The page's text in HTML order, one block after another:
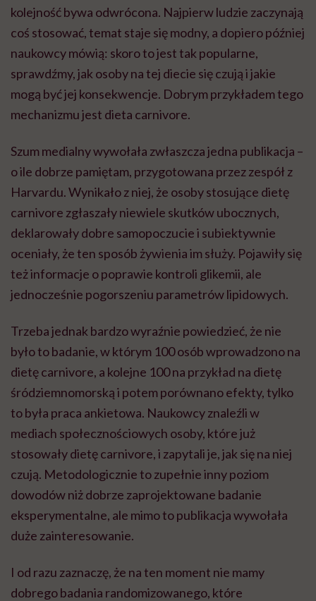
kolejność bywa odwrócona. Najpierw ludzie zaczynają
coś stosować, temat staje się modny, a dopiero później
naukowcy mówią: skoro to jest tak popularne,
sprawdźmy, jak osoby na tej diecie się czują i jakie
mogą być jej konsekwencje. Dobrym przykładem tego
mechanizmu jest dieta carnivore.
Szum medialny wywołała zwłaszcza jedna publikacja –
o ile dobrze pamiętam, przygotowana przez zespół z
Harvardu. Wynikało z niej, że osoby stosujące dietę
carnivore zgłaszały niewiele skutków ubocznych,
deklarowały dobre samopoczucie i subiektywnie
oceniały, że ten sposób żywienia im służy. Pojawiły się
też informacje o poprawie kontroli glikemii, ale
jednocześnie pogorszeniu parametrów lipidowych.
Trzeba jednak bardzo wyraźnie powiedzieć, że nie
było to badanie, w którym 100 osób wprowadzono na
dietę carnivore, a kolejne 100 na przykład na dietę
śródziemnomorską i potem porównano efekty, tylko
to była praca ankietowa. Naukowcy znaleźli w
mediach społecznościowych osoby, które już
stosowały dietę carnivore, i zapytali je, jak się na niej
czują. Metodologicznie to zupełnie inny poziom
dowodów niż dobrze zaprojektowane badanie
eksperymentalne, ale mimo to publikacja wywołała
duże zainteresowanie.
I od razu zaznaczę, że na ten moment nie mamy
dobrego badania randomizowanego, które